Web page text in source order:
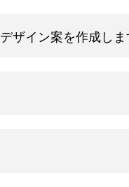
デザイン案を作成しま